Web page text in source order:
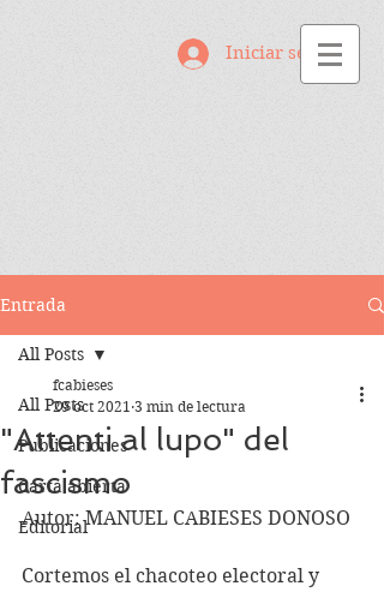
Iniciar sesión
Entrada
All Posts
Publicaciones
Carta abierta
Editorial
All Posts
"Attenti al lupo" del
fascismo
fcabieses
29 oct 2021 3 min de lectura
Autor: MANUEL CABIESES DONOSO
Cortemos el chacoteo electoral y